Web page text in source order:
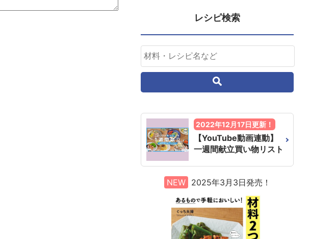
レシピ検索
2022年12月17日更新！
【YouTube動画連動】
一週間献立買い物リスト
NEW 2025年3月3日発売！